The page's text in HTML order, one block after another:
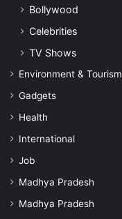
Bollywood
Celebrities
TV Shows
Environment & Tourism
Gadgets
Health
International
Job
Madhya Pradesh
Madhya Pradesh